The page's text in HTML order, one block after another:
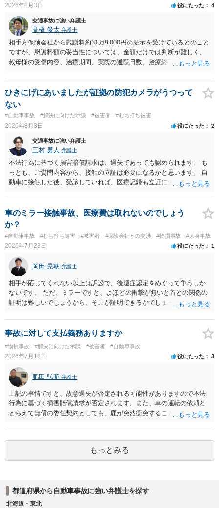
2026年8月3日 役にたった 4
交通事故に強い弁護士
髙橋 俊太 弁護士
相手方保険会社から慰謝料約31万9,000円の提示を受けているとのこと
ですが、慰謝料額の妥当性については、金額だけでは判断が難しく、
叔母様の受傷内容、治療期間、実際の通院日数、治療終了の経緯、後
確認する必要があります。保険会社から提示される慰謝料額について
は、弁護士が介入することにより増額を検討できる場合がありますの
で、以下の資料・情報を準備した上で、弁護士に個別に相談すること
をお勧めいたします。 ・相手方保険会社から届いている示談金額の提
示書類 ・叔母様の診断名、けがの内容 ・治療開始日及び治療終了日
・入院の有無、通院回数 ・現在も症状が残っているか ・叔母様ご本人
やご家族等が加入している保険に、今回の事故で利用できる弁護士費
用特約が付帯しているか なお、被害者は叔母様ご本人となりますの
で、弁護士が受任する場合には、叔母様ご本人の依頼意思等を確認す
る必要があります。日本語での十分な意思疎通が難しいとのことです
ので、そのあたりのご事情も踏まえて、依頼意思の確認方法等を検討
ひきにげにあいましたが証拠の防犯カメラがうつって
ない
#自動車事故 #解決に向けた示談 #被害者 #むち打ち被害
2026年8月3日 役にたった 2
交通事故に強い弁護士
三村 勇人 弁護士
不法行為に基づく損害賠償請求は、過失であっても認められます。 も
っとも、ご質問内容から、接触の立証は必要になるかと思います。 自
動車に接触した後、受診していれば、医療記録も立証に使えるかと思
士にご相談ください。
車のミラー接触事故、医療費は取れないのでしょう
か？
#自動車事故 #むち打ち被害 #被害者 #保険会社との交渉 #物損事故 #人身事故
2026年7月23日 役にたった 1
岡田 晃朝 弁護士
相手が応じてくれない以上は訴訟で、後遺症認定をめぐって争うしか
ないです。 ただ、ミラーですと、よほどの衝撃が無いと首との関係の
証明は難しいでしょうから、そこが証明できるかでしょうね。
事故に対して支払義務ありますか
#物損事故 #解決に向けた示談 #被害者 #自動車事故
2026年7月18日 役にたった 3
肥田 弘昭 弁護士
上記の事情ですと、故意過失が否定される可能性がありますので不法
行為に基づく損害賠償請求が否定されます。また、車の運転の依頼と
とらえて無償の委任契約としても、鹿が突然衝突することは予見がで
償請求も成立しない可能性があります。以上の理由から支払義務は否
定される可能性が高いです。ご参考にしてください。
もっとみる
都道府県から自動車事故に強い弁護士を探す
北海道・東北